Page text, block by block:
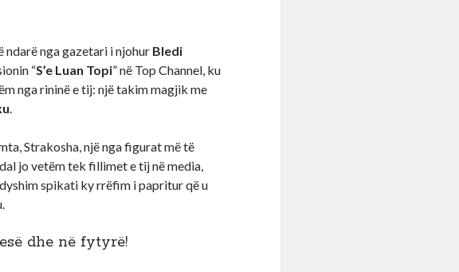
ndarë nga gazetari i njohur Bledi
“S’e Luan Topi” në Top Channel, ku
nga rininë e tij: një takim magjik me
.
Strakosha, një nga figurat më të
jo vetëm tek fillimet e tij në media,
spikati ky rrëfim i papritur që u
dhe në fytyrë!